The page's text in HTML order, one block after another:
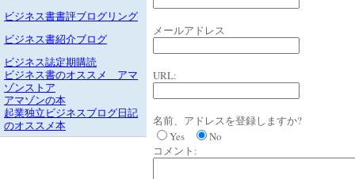
メールアドレス
URL:
名前、アドレスを登録しますか?
Yes
No
コメント:
ビジネス書書評ブログリング
ビジネス書紹介ブログ
ビジネス誌定期購読
ビジネス書のオススメ アマ
ゾンストア
アマゾンの本
起業独立ビジネスブログ日記
のオススメ本